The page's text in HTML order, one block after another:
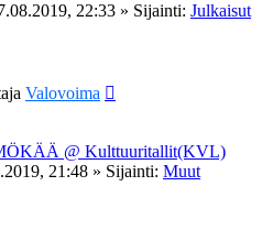
22:33 » Sijainti: Julkaisut
Valovoima
@ Kulttuuritallit(KVL)
21:48 » Sijainti: Muut